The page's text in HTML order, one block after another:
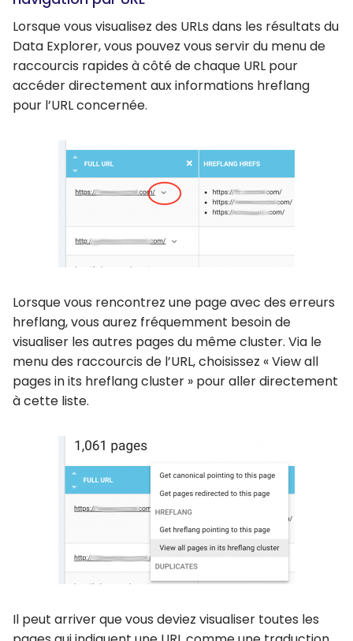
Lorsque vous visualisez des URLs dans les résultats du
Data Explorer, vous pouvez vous servir du menu de
raccourcis rapides à côté de chaque URL pour
accéder directement aux informations hreflang
pour l’URL concernée.
Lorsque vous rencontrez une page avec des erreurs
hreflang, vous aurez fréquemment besoin de
visualiser les autres pages du même cluster. Via le
menu des raccourcis de l’URL, choisissez « View all
pages in its hreflang cluster » pour aller directement
à cette liste.
Il peut arriver que vous deviez visualiser toutes les